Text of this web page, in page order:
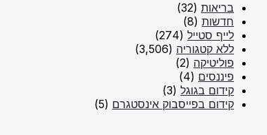
בריאות (32)
חדשות (8)
לייף סטייל (274)
ללא קטגוריה (3,506)
פוליטיקה (2)
פיננסים (4)
קידום בגוגל (3)
קידום בפייסבוק אינסטגרם (5)